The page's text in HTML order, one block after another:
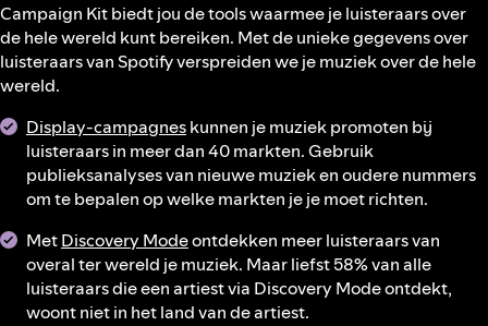
Campaign Kit biedt jou de tools waarmee je luisteraars over
de hele wereld kunt bereiken. Met de unieke gegevens over
luisteraars van Spotify verspreiden we je muziek over de hele
wereld.
Display-campagneskunnen je muziek promoten bij
luisteraars in meer dan 40 markten. Gebruik
publieksanalyses van nieuwe muziek en oudere nummers
om te bepalen op welke markten je je moet richten.
MetDiscovery Modeontdekken meer luisteraars van
overal ter wereld je muziek. Maar liefst 58% van alle
luisteraars die een artiest via Discovery Mode ontdekt,
woont niet in het land van de artiest.